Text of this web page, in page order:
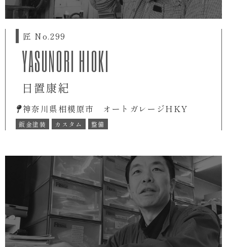
匠 No.299
YASUNORI HIOKI
日置康紀
神奈川県相模原市 オートガレージHKY
鈑金塗装 カスタム 整備